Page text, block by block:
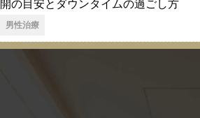
開の目安とダウンタイムの過ごし方
男性治療